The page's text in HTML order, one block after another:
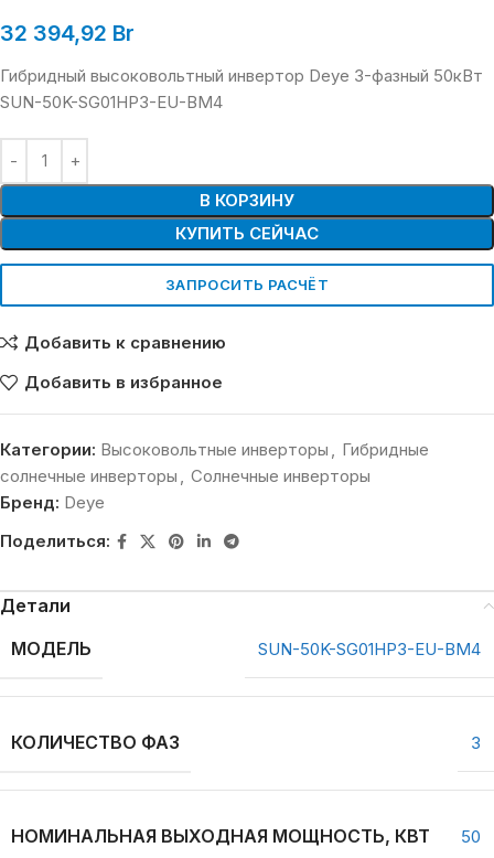
32 394,92 Br
Гибридный высоковольтный инвертор Deye 3-фазный 50кВт
SUN-50K-SG01HP3-EU-BM4
В КОРЗИНУ
КУПИТЬ СЕЙЧАС
ЗАПРОСИТЬ РАСЧЁТ
Добавить к сравнению
Добавить в избранное
Категории: Высоковольтные инверторы
Гибридные
солнечные инверторы
Солнечные инверторы
Бренд: Deye
Поделиться:
Детали
МОДЕЛЬ
SUN-50K-SG01HP3-EU-BM4
КОЛИЧЕСТВО ФАЗ 3
НОМИНАЛЬНАЯ ВЫХОДНАЯ МОЩНОСТЬ, КВТ 50